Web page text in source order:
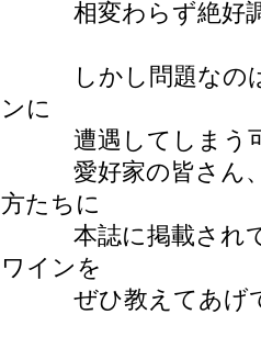
相変わらず絶好
しかし問題なのは
ンに
遭遇してしまう可
愛好家の皆さん、
方たちに
本誌に掲載されて
ワインを
ぜひ教えてあげて